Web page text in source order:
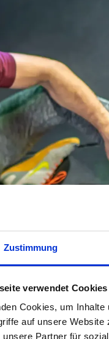
Zustimmung
verwendet Cookies
Cookies, um
auf unsere
unsere Partner für